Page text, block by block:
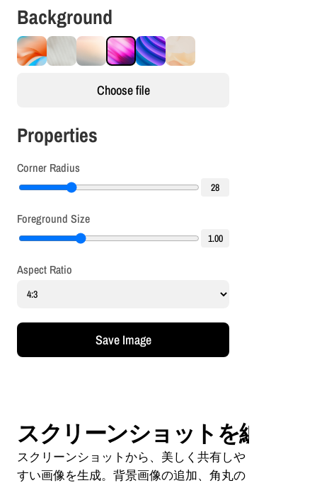
Background
Choose file
Properties
Corner Radius
28
Foreground Size
1.00
Aspect Ratio
Save Image
スクリーンショットを編集
スクリーンショットから、美しく共有しや
すい画像を生成。背景画像の追加、角丸の